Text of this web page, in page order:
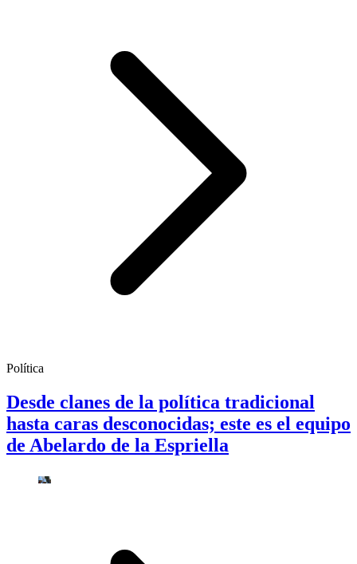
Política
Desde clanes de la política tradicional
hasta caras desconocidas; este es el equipo
de Abelardo de la Espriella